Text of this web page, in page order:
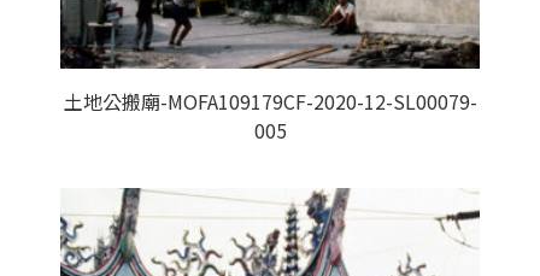
土地公搬廟-MOFA109179CF-2020-12-SL00079-
005